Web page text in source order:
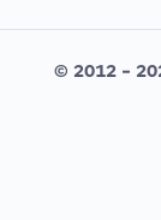
Editais publicados
CONCURSOS
© 2012 -